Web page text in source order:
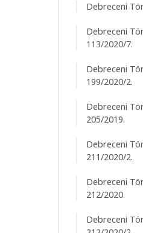
Debreceni
Debreceni
113/2020/7.
Debreceni
199/2020/2.
Debreceni
205/2019.
Debreceni
211/2020/2.
Debreceni
212/2020.
Debreceni